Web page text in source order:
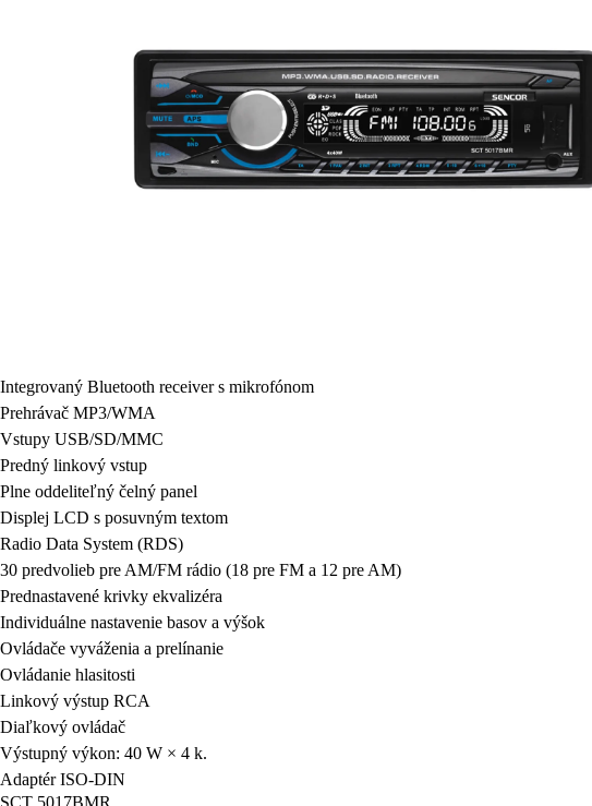
Integrovaný Bluetooth receiver s mikrofónom
Prehrávač MP3/WMA
Vstupy USB/SD/MMC
Predný linkový vstup
Plne oddeliteľný čelný panel
Displej LCD s posuvným textom
Radio Data System (RDS)
30 predvolieb pre AM/FM rádio (18 pre FM a 12 pre AM)
Prednastavené krivky ekvalizéra
Individuálne nastavenie basov a výšok
Ovládače vyváženia a prelínanie
Ovládanie hlasitosti
Linkový výstup RCA
Diaľkový ovládač
Výstupný výkon: 40 W × 4 k.
Adaptér ISO-DIN
SCT 5017BMR